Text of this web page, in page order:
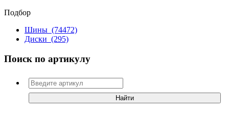
Подбор
Шины (74472)
Диски (295)
Поиск по артикулу